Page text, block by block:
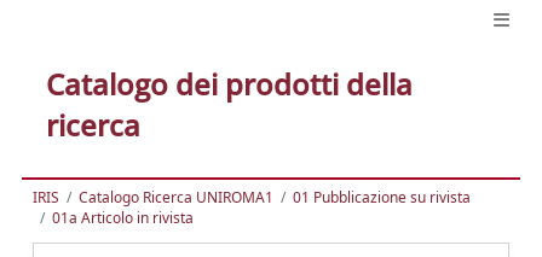
Catalogo dei prodotti della
ricerca
IRIS Catalogo Ricerca UNIROMA1
01 Pubblicazione su rivista
01a Articolo in rivista